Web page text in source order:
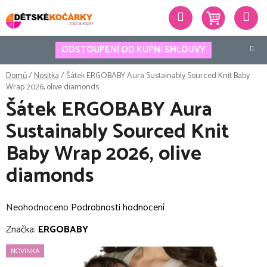
na
obsah
ODSTOUPENÍ OD KUPNÍ SMLOUVY
Hledat
Domů/Nosítka/Šátek ERGOBABY Aura Sustainably Sourced Knit Baby
Wrap 2026, olive diamonds
Šátek ERGOBABY Aura
Sustainably Sourced Knit
Baby Wrap 2026, olive
diamonds
Průměrné
hodnocení
je
Neohodnoceno Podrobnosti hodnocení
Značka: ERGOBABY
NOVINKA